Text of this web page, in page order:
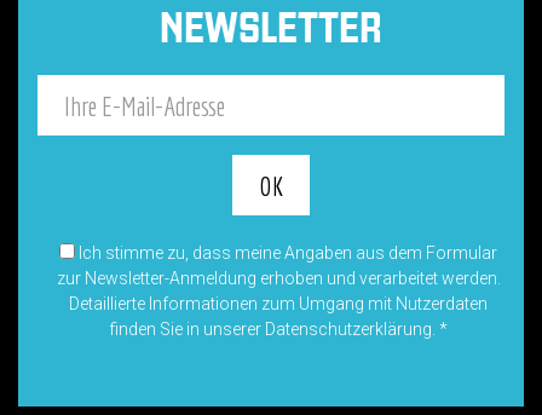
NEWSLETTER
Ich stimme zu, dass meine Angaben aus dem Formular
zur Newsletter-Anmeldung erhoben und verarbeitet werden.
Detaillierte Informationen zum Umgang mit Nutzerdaten
finden Sie in unserer Datenschutzerklärung. *